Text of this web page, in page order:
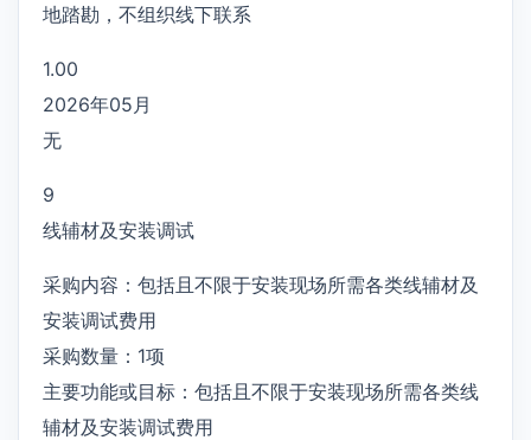
地踏勘，不组织线下联系
1.00
2026年05月
无
9
线辅材及安装调试
采购内容：包括且不限于安装现场所需各类线辅材及
安装调试费用
采购数量：1项
主要功能或目标：包括且不限于安装现场所需各类线
辅材及安装调试费用